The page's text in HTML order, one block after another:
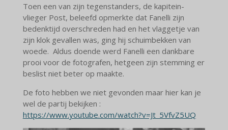
Toen een van zijn tegenstanders, de kapitein-
vlieger Post, beleefd opmerkte dat Fanelli zijn
bedenktijd overschreden had en het vlaggetje van
zijn klok gevallen was, ging hij schuimbekken van
woede. Aldus doende werd Fanelli een dankbare
prooi voor de fotografen, hetgeen zijn stemming er
beslist niet beter op maakte.
De foto hebben we niet gevonden maar hier kan je
wel de partij bekijken :
https://www.youtube.com/watch?v=Jt_5VfvZ5UQ